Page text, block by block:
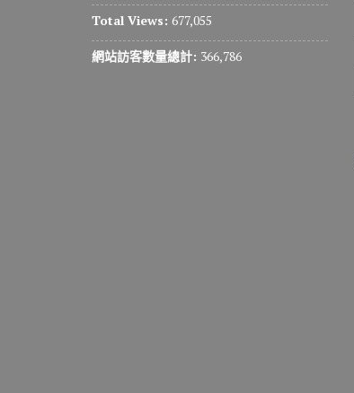
Total Views: 677,055
網站訪客數量總計: 366,786